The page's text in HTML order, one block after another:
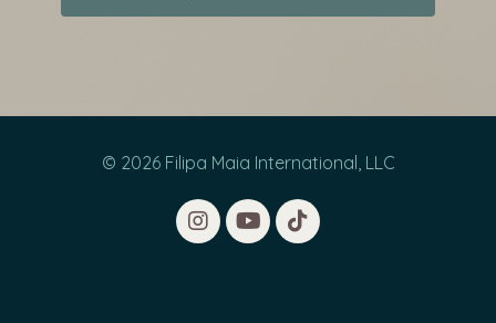
© 2026 Filipa Maia International, LLC